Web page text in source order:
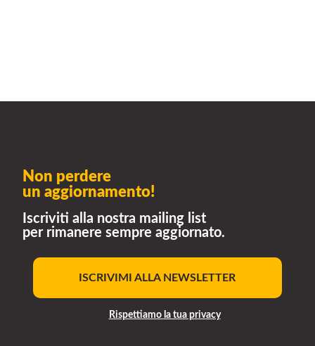
Non perdere
un aggiornamento!
Iscriviti alla nostra mailing list
per rimanere sempre aggiornato.
ISCRIVIMI ALLA NEWSLETTER
Rispettiamo la tua privacy